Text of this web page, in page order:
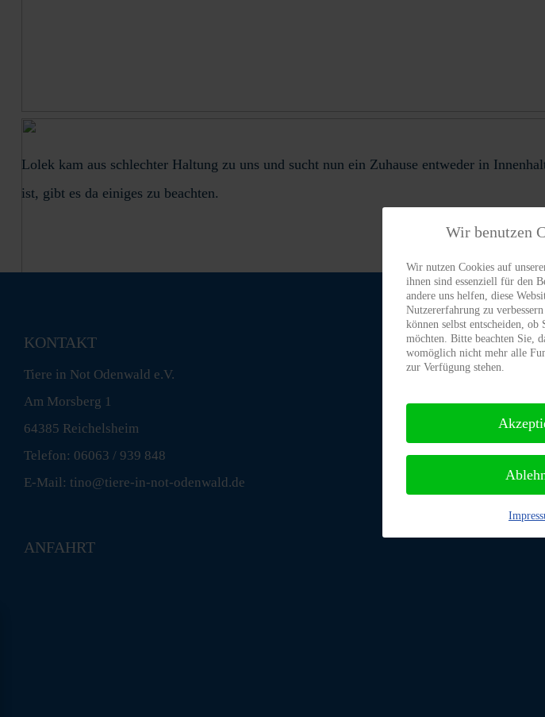
Lolek kam aus schlechter Haltung zu uns und sucht nun ein Zuhause entweder in
ist, gibt es da einiges zu beachten.
KONTAKT
Tiere in Not Odenwald e.V.
Am Morsberg 1
64385 Reichelsheim
Telefon: 06063 / 939 848
E-Mail: tino@tiere-in-not-odenwald.de
ANFAHRT
Wir benutzen
Wir nutzen Cookies auf
ihnen sind essenziell für den
andere uns helfen, diese
Nutzererfahrung zu
können selbst entscheiden, ob
möchten. Bitte beachten Sie,
womöglich nicht mehr alle
zur Verfügung stehen.